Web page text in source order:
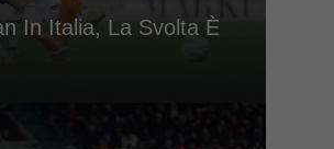
In Italia, La Svolta È